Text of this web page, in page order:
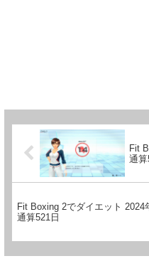
Fit
通
Fit Boxing 2でダイエット 2024
通算521日